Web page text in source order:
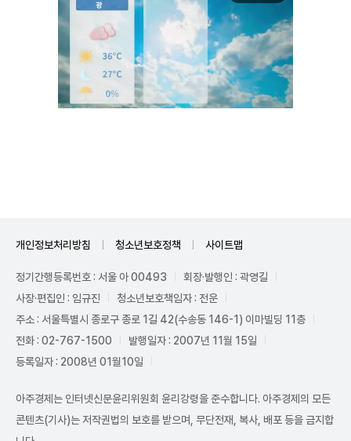
개인정보처리방침 청소년보호정책 사이트맵
정기간행등록번호 : 서울 아 00493
회장·발행인 : 곽영길
사장·편집인 : 임규진
청소년보호책임자 : 전운
주소 : 서울특별시 종로구 종로 1길 42(수송동 146-1) 이마빌딩 11층
전화 : 02-767-1500
발행일자 : 2007년 11월 15일
등록일자 : 2008년 01월10일
아주경제는 인터넷신문윤리위원회 윤리강령을 준수합니다. 아주경제의 모든
콘텐츠(기사)는 저작권법의 보호를 받으며, 무단전재, 복사, 배포 등을 금지합